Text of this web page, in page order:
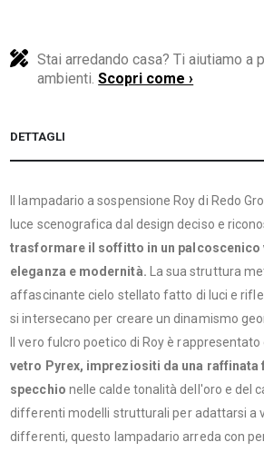
Stai arredando casa? Ti aiutiamo a
ambienti.Scopri come ›
DETTAGLI
Il lampadario a sospensione Roy di Redo
luce scenografica dal design deciso e
trasformare il soffitto in un palcoscenico
eleganza e modernità. La sua struttura
affascinante cielo stellato fatto di luci e
si intersecano per creare un dinamismo
Il vero fulcro poetico di Roy è rappresentato
vetro Pyrex, impreziositi da una raffinata
specchio nelle calde tonalità dell'oro e del
differenti modelli strutturali per adattarsi a
differenti, questo lampadario arreda con